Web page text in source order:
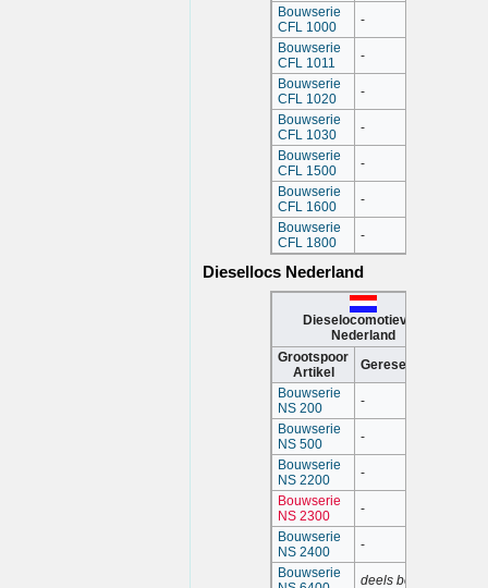
Bouwserie
CFL 1000
-
Bouwserie
CFL 1011
-
Bouwserie
CFL 1020
-
Bouwserie
CFL 1030
-
Bouwserie
CFL 1500
-
Bouwserie
CFL 1600
-
Bouwserie
CFL 1800
-
Diesellocs Nederland
Dieselocomotieven
Nederland
Grootspoor
Artikel
Gereserveerd
Bouwserie
NS 200
-
Bouwserie
NS 500
-
Bouwserie
NS 2200
-
Bouwserie
NS 2300
-
Bouwserie
NS 2400
-
Bouwserie
deels bewerkt